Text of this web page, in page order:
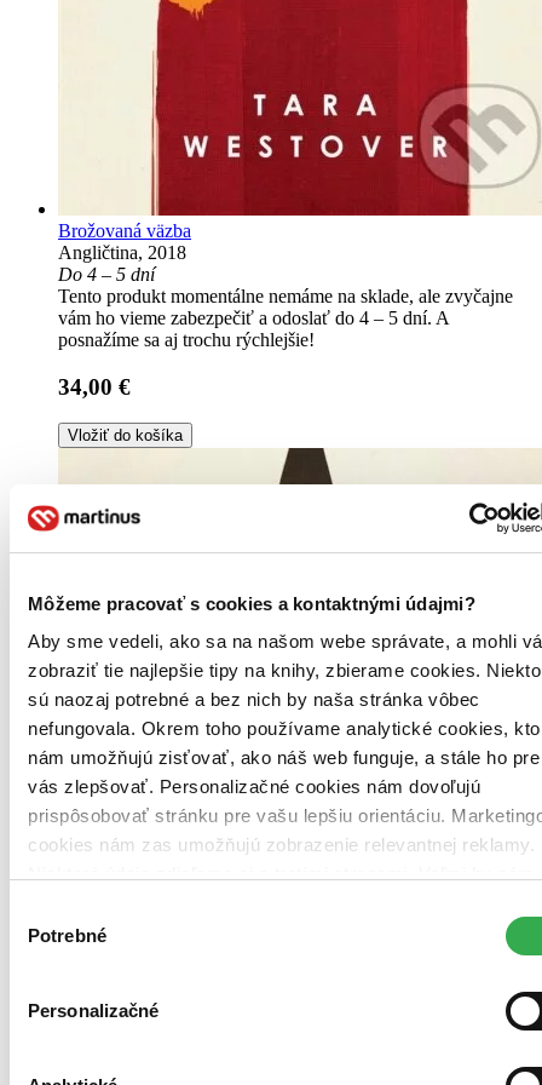
Môžeme pracovať s cookies a kontaktnými údajmi?
Aby sme vedeli, ako sa na našom webe správate, a mohli
zobraziť tie najlepšie tipy na knihy, zbierame cookies.
sú naozaj potrebné a bez nich by naša stránka vôbec
nefungovala. Okrem toho používame analytické cookies,
nám umožňujú zisťovať, ako náš web funguje, a stále ho pre
vás zlepšovať. Personalizačné cookies nám dovoľujú
prispôsobovať stránku pre vašu lepšiu orientáciu.
cookies nám zas umožňujú zobrazenie relevantnej reklamy.
Ďakujeme!
súhlasu
Potrebné
Personalizačné
Brožovaná väzba
Angličtina, 2018
Do 4 – 5 dní
Tento produkt momentálne nemáme na sklade, ale zvyčajne
vám ho vieme zabezpečiť a odoslať do 4 – 5 dní. A
posnažíme sa aj trochu rýchlejšie!
34,00 €
Vložiť do košíka